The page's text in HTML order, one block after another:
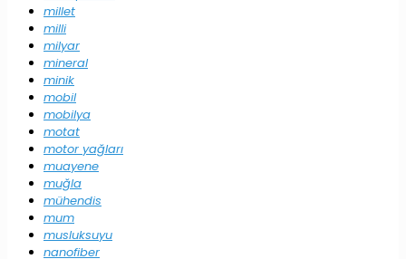
millet
milli
milyar
mineral
minik
mobil
mobilya
motat
motor yağları
muayene
muğla
mühendis
mum
musluksuyu
nanofiber